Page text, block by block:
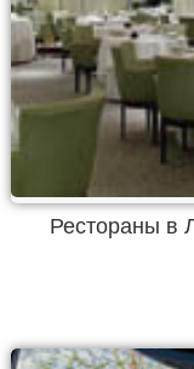
Рестораны в